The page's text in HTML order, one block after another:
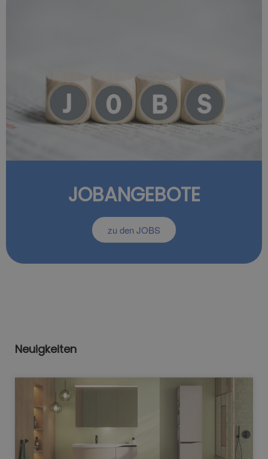
JOBANGEBOTE
zu den JOBS
Neuigkeiten